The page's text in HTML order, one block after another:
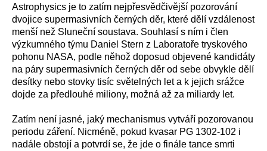
Astrophysics je to zatím nejpřesvědčivější pozorování
dvojice supermasivních černých děr, které dělí vzdálenost
menší než Sluneční soustava. Souhlasí s ním i člen
výzkumného týmu Daniel Stern z Laboratoře tryskového
pohonu NASA, podle něhož doposud objevené kandidáty
na páry supermasivních černých děr od sebe obvykle dělí
desítky nebo stovky tisíc světelných let a k jejich srážce
dojde za předlouhé miliony, možná až za miliardy let.
Zatím není jasné, jaký mechanismus vytváří pozorovanou
periodu záření. Nicméně, pokud kvasar PG 1302-102 i
nadále obstojí a potvrdí se, že jde o finále tance smrti